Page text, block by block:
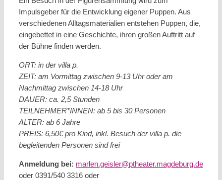
Impulsgeber für die Entwicklung eigener Puppen. Aus
verschiedenen Alltagsmaterialien entstehen Puppen, die,
eingebettet in eine Geschichte, ihren großen Auftritt auf
der Bühne finden werden.
ORT: in der villa p.
ZEIT: am Vormittag zwischen 9-13 Uhr oder am
Nachmittag zwischen 14-18 Uhr
DAUER: ca. 2,5 Stunden
TEILNEHMER*INNEN: ab 5 bis 30 Personen
ALTER: ab 6 Jahre
PREIS: 6,50€ pro Kind, inkl. Besuch der villa p. die
begleitenden Personen sind frei
Anmeldung bei: marlen.geisler@ptheater.magdeburg.de
oder 0391/540 3316 oder